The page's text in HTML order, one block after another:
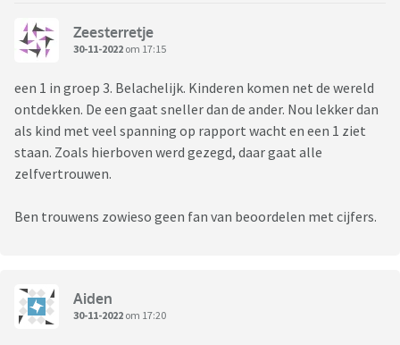
Zeesterretje
30-11-2022 om 17:15
een 1 in groep 3. Belachelijk. Kinderen komen net de wereld
ontdekken. De een gaat sneller dan de ander. Nou lekker dan
als kind met veel spanning op rapport wacht en een 1 ziet
staan. Zoals hierboven werd gezegd, daar gaat alle
zelfvertrouwen.
Ben trouwens zowieso geen fan van beoordelen met cijfers.
Aiden
30-11-2022 om 17:20